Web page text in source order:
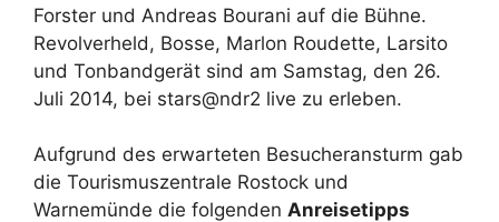
Forster und Andreas Bourani auf die Bühne.
Revolverheld, Bosse, Marlon Roudette, Larsito
und Tonbandgerät sind am Samstag, den 26.
Juli 2014, bei stars@ndr2 live zu erleben.
Aufgrund des erwarteten Besucheransturm gab
die Tourismuszentrale Rostock und
Warnemünde die folgenden Anreisetipps